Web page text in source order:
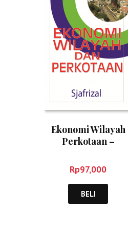
Ekonomi Wilayah
Perkotaan –
Rp97,000
BELI